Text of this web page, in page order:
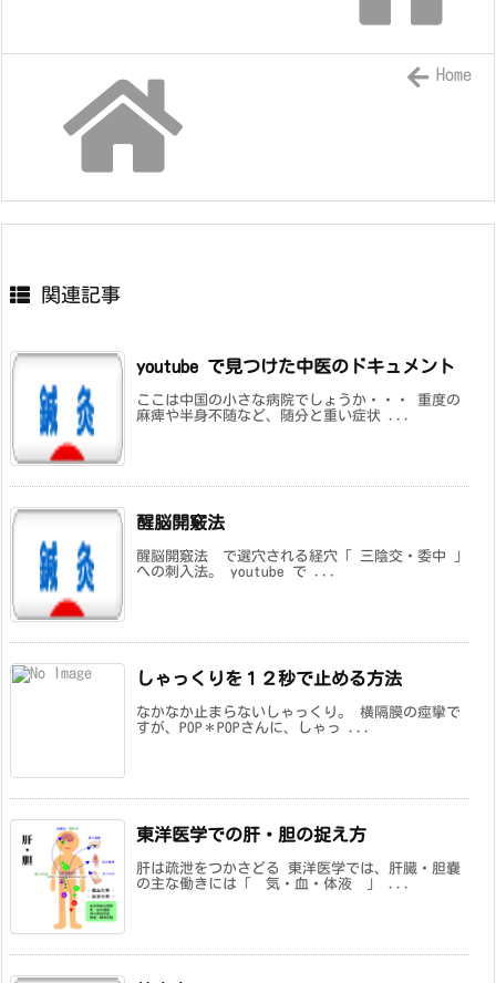
Home
関連記事
youtube で見つけた中医のドキュメント
ここは中国の小さな病院でしょうか・・・ 重度の
麻痺や半身不随など、随分と重い症状 ...
醒脳開竅法
醒脳開竅法 で選穴される経穴「 三陰交・委中 」
への刺入法。 youtube で ...
しゃっくりを１２秒で止める方法
なかなか止まらないしゃっくり。 横隔膜の痙攣で
すが、POP＊POPさんに、しゃっ ...
東洋医学での肝・胆の捉え方
肝は疏泄をつかさどる 東洋医学では、肝臓・胆嚢
の主な働きには「 気・血・体液 」 ...